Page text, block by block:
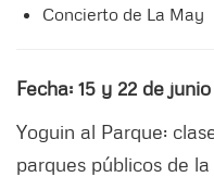
Concierto de La May
Fecha: 15 y 22 de junio
Yoguin al Parque:
parques públicos de